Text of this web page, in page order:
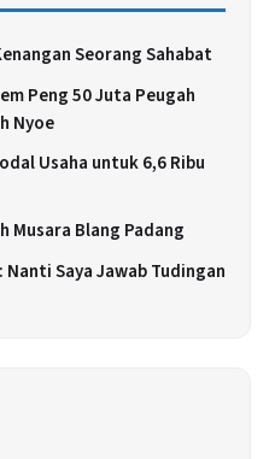
Seorang Sahabat
Peng 50 Juta Peugah
Nyoe
Usaha untuk 6,6 Ribu
Musara Blang Padang
Nanti Saya Jawab Tudingan